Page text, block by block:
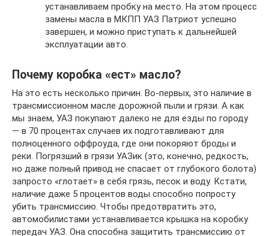
устанавливаем пробку на место. На этом процесс
замены масла в МКПП УАЗ Патриот успешно
завершен, и можно приступать к дальнейшей
эксплуатации авто.
Почему коробка «ест» масло?
На это есть несколько причин. Во-первых, это наличие в
трансмиссионном масле дорожной пыли и грязи. А как
мы знаем, УАЗ покупают далеко не для езды по городу
— в 70 процентах случаев их подготавливают для
полноценного оффроуда, где они покоряют броды и
реки. Погрязший в грязи УАЗик (это, конечно, редкость,
но даже полный привод не спасает от глубокого болота)
запросто «глотает» в себя грязь, песок и воду. Кстати,
наличие даже 5 процентов воды способно попросту
убить трансмиссию. Чтобы предотвратить это,
автомобилистами устанавливается крышка на коробку
передач УАЗ. Она способна защитить трансмиссию от